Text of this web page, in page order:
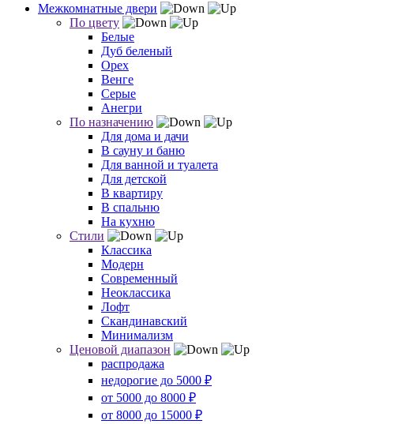
Межкомнатные двери
По цвету
Белые
Дуб беленый
Орех
Венге
Серые
Анегри
По назначению
Для дома и дачи
В сауну и баню
Для ванной и туалета
Для детской
В квартиру
В спальню
На кухню
Стили
Классика
Модерн
Современный
Неоклассика
Лофт
Скандинавский
Минимализм
Ценовой диапазон
распродажа
недорогие до 5000 ₽
от 5000 до 8000 ₽
от 8000 до 15000 ₽